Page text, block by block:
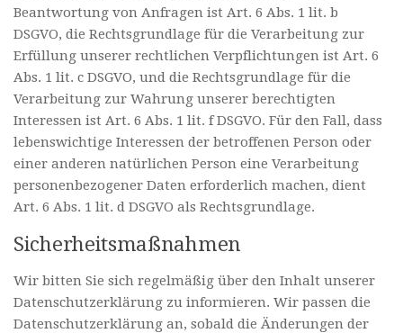
Beantwortung von Anfragen ist Art. 6 Abs. 1 lit. b
DSGVO, die Rechtsgrundlage für die Verarbeitung zur
Erfüllung unserer rechtlichen Verpflichtungen ist Art. 6
Abs. 1 lit. c DSGVO, und die Rechtsgrundlage für die
Verarbeitung zur Wahrung unserer berechtigten
Interessen ist Art. 6 Abs. 1 lit. f DSGVO. Für den Fall, dass
lebenswichtige Interessen der betroffenen Person oder
einer anderen natürlichen Person eine Verarbeitung
personenbezogener Daten erforderlich machen, dient
Art. 6 Abs. 1 lit. d DSGVO als Rechtsgrundlage.
Sicherheitsmaßnahmen
Wir bitten Sie sich regelmäßig über den Inhalt unserer
Datenschutzerklärung zu informieren. Wir passen die
Datenschutzerklärung an, sobald die Änderungen der